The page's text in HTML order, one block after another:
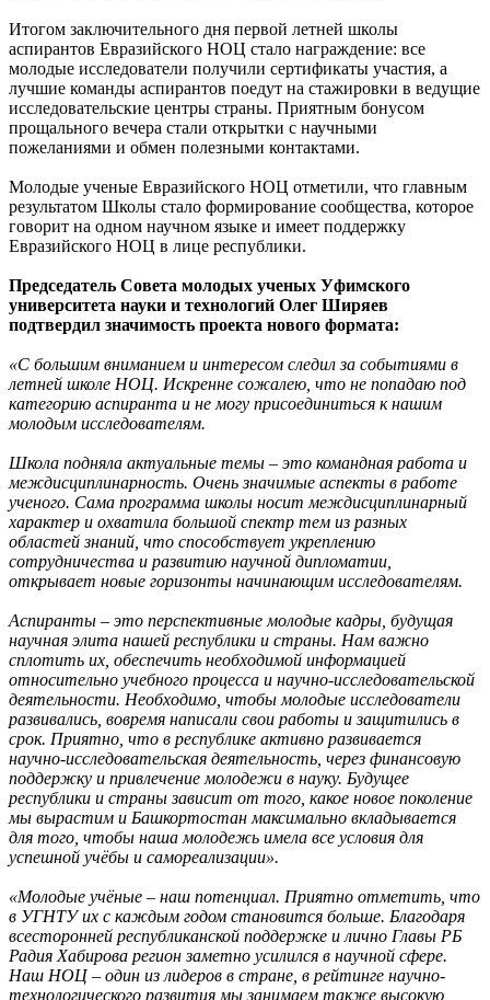
Итогом заключительного дня первой летней школы
аспирантов Евразийского НОЦ стало награждение: все
молодые исследователи получили сертификаты участия, а
лучшие команды аспирантов поедут на стажировки в ведущие
исследовательские центры страны. Приятным бонусом
прощального вечера стали открытки с научными
пожеланиями и обмен полезными контактами.
Молодые ученые Евразийского НОЦ отметили, что главным
результатом Школы стало формирование сообщества, которое
говорит на одном научном языке и имеет поддержку
Евразийского НОЦ в лице республики.
Председатель Совета молодых ученых Уфимского
университета науки и технологий Олег Ширяев
подтвердил значимость проекта нового формата:
«С большим вниманием и интересом следил за событиями в
летней школе НОЦ. Искренне сожалею, что не попадаю под
категорию аспиранта и не могу присоединиться к нашим
молодым исследователям.
Школа подняла актуальные темы – это командная работа и
междисциплинарность. Очень значимые аспекты в работе
ученого. Сама программа школы носит междисциплинарный
характер и охватила большой спектр тем из разных
областей знаний, что способствует укреплению
сотрудничества и развитию научной дипломатии,
открывает новые горизонты начинающим исследователям.
Аспиранты – это перспективные молодые кадры, будущая
научная элита нашей республики и страны. Нам важно
сплотить их, обеспечить необходимой информацией
относительно учебного процесса и научно-исследовательской
деятельности. Необходимо, чтобы молодые исследователи
развивались, вовремя написали свои работы и защитились в
срок. Приятно, что в республике активно развивается
научно-исследовательская деятельность, через финансовую
поддержку и привлечение молодежи в науку. Будущее
республики и страны зависит от того, какое новое поколение
мы вырастим и Башкортостан максимально вкладывается
для того, чтобы наша молодежь имела все условия для
успешной учёбы и самореализации».
«Молодые учёные – наш потенциал. Приятно отметить, что
в УГНТУ их с каждым годом становится больше. Благодаря
всесторонней республиканской поддержке и лично Главы РБ
Радия Хабирова регион заметно усилился в научной сфере.
Наш НОЦ – один из лидеров в стране, в рейтинге научно-
технологического развития мы занимаем также высокую